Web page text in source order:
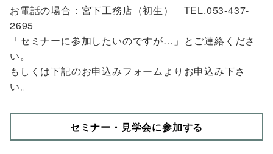
お電話の場合：宮下工務店（初生） TEL.053-437-
2695
「セミナーに参加したいのですが…」とご連絡くださ
い。
もしくは下記のお申込みフォームよりお申込み下さ
い。
セミナー・見学会に参加する